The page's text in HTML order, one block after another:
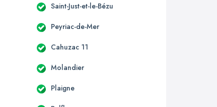
Saint-Just-et-le-Bézu
Peyriac-de-Mer
Cahuzac 11
Molandier
Plaigne